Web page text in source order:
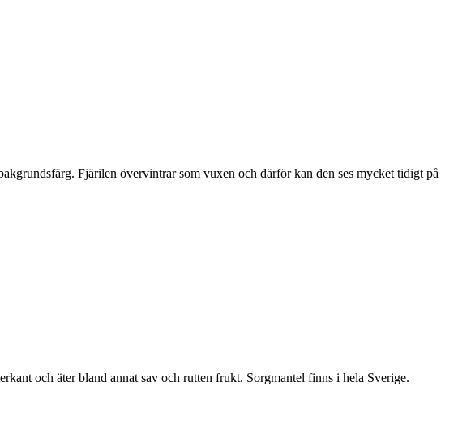
Fjärilen övervintrar som vuxen och därför kan den ses mycket tidigt på
och äter bland annat sav och rutten frukt. Sorgmantel finns i hela Sverige.